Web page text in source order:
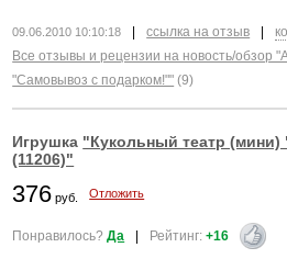
09.06.2010 10:10:18 ссылка на отзыв
Все отзывы и рецензии на новость/обзор
"Самовывоз с подарком!"" (9)
Игрушка "Кукольный театр (мини)
(11206)"
376 руб. Отложить
Понравилось?Да | Рейтинг:+16